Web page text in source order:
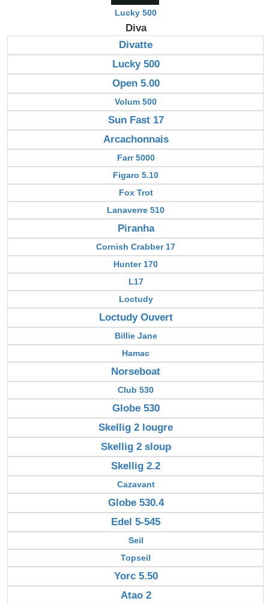
Lucky 500
Diva
Divatte
Lucky 500
Open 5.00
Volum 500
Sun Fast 17
Arcachonnais
Farr 5000
Figaro 5.10
Fox Trot
Lanaverre 510
Piranha
Cornish Crabber 17
Hunter 170
L17
Loctudy
Loctudy Ouvert
Billie Jane
Hamac
Norseboat
Club 530
Globe 530
Skellig 2 lougre
Skellig 2 sloup
Skellig 2.2
Cazavant
Globe 530.4
Edel 5-545
Seil
Topseil
Yorc 5.50
Atao 2